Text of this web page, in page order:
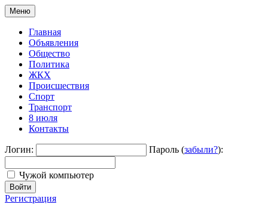
Меню
Главная
Объявления
Общество
Политика
ЖКХ
Происшествия
Спорт
Транспорт
8 июля
Контакты
Логин: Пароль (забыли?):
Чужой компьютер
Войти
Регистрация